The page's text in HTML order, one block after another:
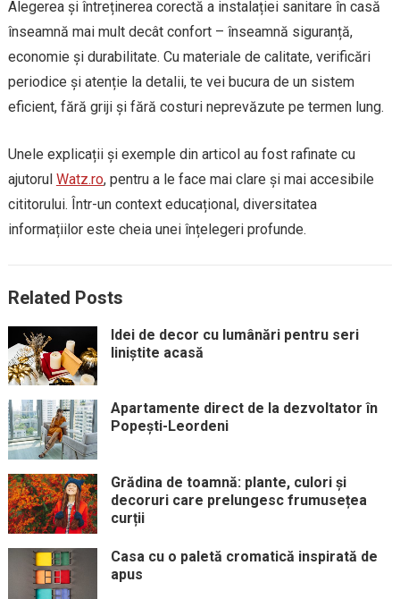
Alegerea și întreținerea corectă a instalației sanitare în casă
înseamnă mai mult decât confort – înseamnă siguranță,
economie și durabilitate. Cu materiale de calitate, verificări
periodice și atenție la detalii, te vei bucura de un sistem
eficient, fără griji și fără costuri neprevăzute pe termen lung.
Unele explicații și exemple din articol au fost rafinate cu
ajutorul Watz.ro, pentru a le face mai clare și mai accesibile
cititorului. Într-un context educațional, diversitatea
informațiilor este cheia unei înțelegeri profunde.
Related Posts
Idei de decor cu lumânări pentru seri
liniștite acasă
Apartamente direct de la dezvoltator în
Popești-Leordeni
Grădina de toamnă: plante, culori și
decoruri care prelungesc frumusețea
curții
Casa cu o paletă cromatică inspirată de
apus